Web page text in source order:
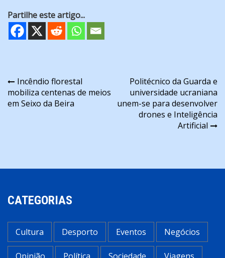
Partilhe este artigo...
Navegação
de
Incêndio florestal
mobiliza centenas de meios
em Seixo da Beira
Politécnico da Guarda e
universidade ucraniana
unem-se para desenvolver
drones e Inteligência
Artificial
CATEGORIAS
Cultura Desporto Eventos Negócios